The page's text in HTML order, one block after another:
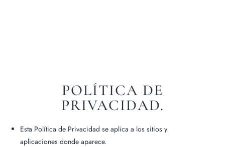
POLÍTICA DE
PRIVACIDAD.
Esta Política de Privacidad se aplica a los sitios y
aplicaciones donde aparece.